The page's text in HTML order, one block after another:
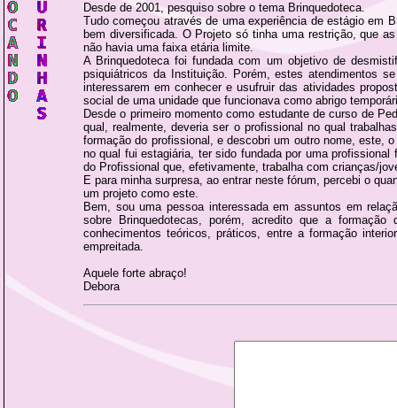
Desde de 2001, pesquiso sobre o tema Brinquedoteca.
Tudo começou através de uma experiência de estágio em
bem diversificada. O Projeto só tinha uma restrição, que
não havia uma faixa etária limite.
A Brinquedoteca foi fundada com um objetivo de
psiquiátricos da Instituição. Porém, estes atendimentos
interessarem em conhecer e usufruir das atividades
social de uma unidade que funcionava como abrigo
Desde o primeiro momento como estudante de curso de
qual, realmente, deveria ser o profissional no qual
formação do profissional, e descobri um outro nome, este,
no qual fui estagiária, ter sido fundada por uma
do Profissional que, efetivamente, trabalha com crianças/
E para minha surpresa, ao entrar neste fórum, percebi o
um projeto como este.
Bem, sou uma pessoa interessada em assuntos em
sobre Brinquedotecas, porém, acredito que a
conhecimentos teóricos, práticos, entre a formação
empreitada.
Aquele forte abraço!
Debora